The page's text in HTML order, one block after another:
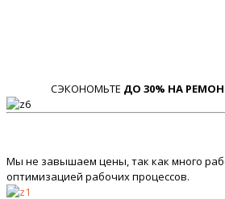
СЭКОНОМЬТЕ ДО 30% НА
Мы не завышаем цены, так как много
оптимизацией рабочих процессов.